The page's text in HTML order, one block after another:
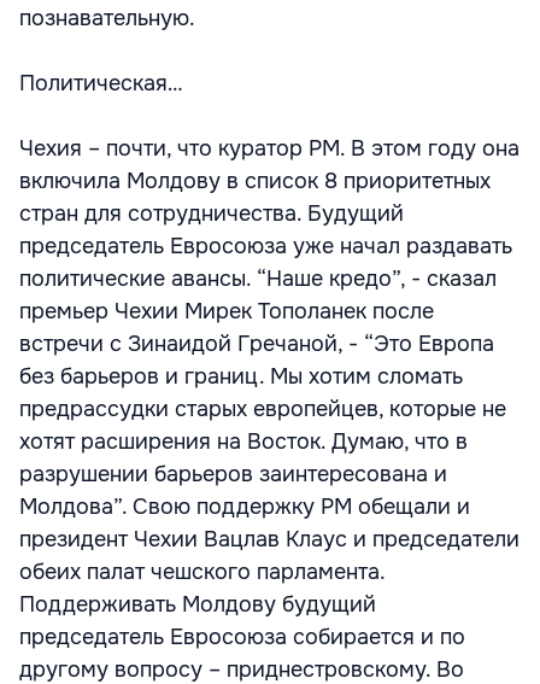
познавательную.
Политическая…
Чехия – почти, что куратор РМ. В этом году она
включила Молдову в список 8 приоритетных
стран для сотрудничества. Будущий
председатель Евросоюза уже начал раздавать
политические авансы. “Наше кредо”, - сказал
премьер Чехии Мирек Тополанек после
встречи с Зинаидой Гречаной, - “Это Европа
без барьеров и границ. Мы хотим сломать
предрассудки старых европейцев, которые не
хотят расширения на Восток. Думаю, что в
разрушении барьеров заинтересована и
Молдова”. Свою поддержку РМ обещали и
президент Чехии Вацлав Клаус и председатели
обеих палат чешского парламента.
Поддерживать Молдову будущий
председатель Евросоюза собирается и по
другому вопросу – приднестровскому. Во